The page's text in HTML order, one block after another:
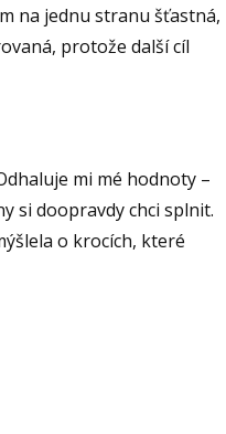
na jednu stranu šťastná,
protože další cíl
mi mé hodnoty –
si doopravdy chci splnit.
o krocích, které